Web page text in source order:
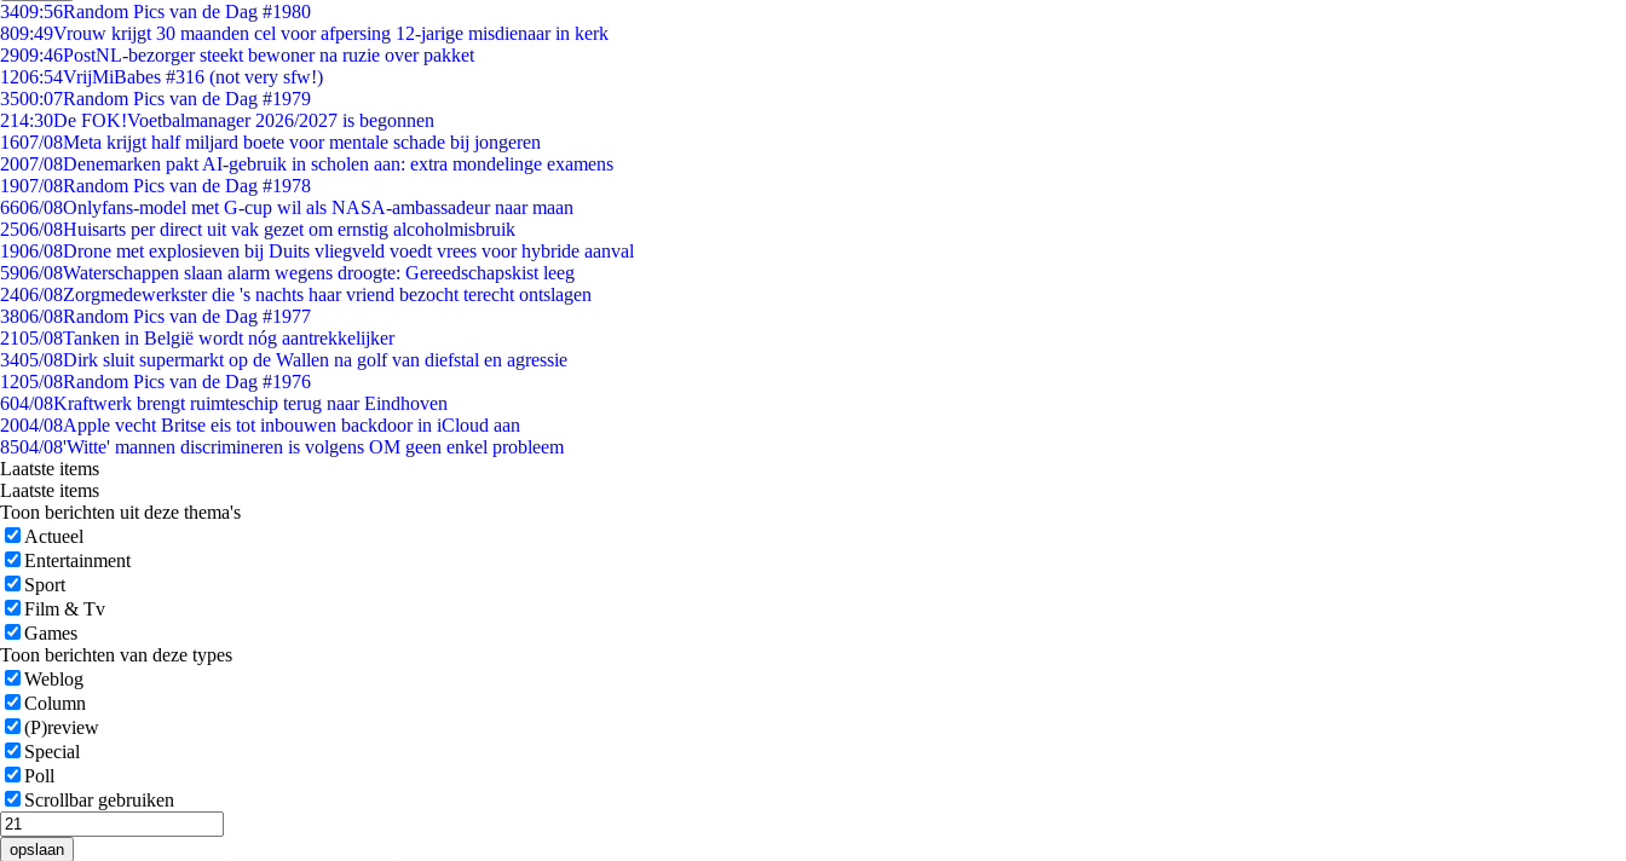
3409:56Random Pics van de Dag #1980
809:49Vrouw krijgt 30 maanden cel voor afpersing 12-jarige misdienaar in kerk
2909:46PostNL-bezorger steekt bewoner na ruzie over pakket
1206:54VrijMiBabes #316 (not very sfw!)
3500:07Random Pics van de Dag #1979
214:30De FOK!Voetbalmanager 2026/2027 is begonnen
1607/08Meta krijgt half miljard boete voor mentale schade bij jongeren
2007/08Denemarken pakt AI-gebruik in scholen aan: extra mondelinge examens
1907/08Random Pics van de Dag #1978
6606/08Onlyfans-model met G-cup wil als NASA-ambassadeur naar maan
2506/08Huisarts per direct uit vak gezet om ernstig alcoholmisbruik
1906/08Drone met explosieven bij Duits vliegveld voedt vrees voor hybride aanval
5906/08Waterschappen slaan alarm wegens droogte: Gereedschapskist leeg
2406/08Zorgmedewerkster die 's nachts haar vriend bezocht terecht ontslagen
3806/08Random Pics van de Dag #1977
2105/08Tanken in België wordt nóg aantrekkelijker
3405/08Dirk sluit supermarkt op de Wallen na golf van diefstal en agressie
1205/08Random Pics van de Dag #1976
604/08Kraftwerk brengt ruimteschip terug naar Eindhoven
2004/08Apple vecht Britse eis tot inbouwen backdoor in iCloud aan
8504/08'Witte' mannen discrimineren is volgens OM geen enkel probleem
Laatste items
Laatste items
Toon berichten uit deze thema's
Actueel
Entertainment
Sport
Film & Tv
Games
Toon berichten van deze types
Weblog
Column
(P)review
Special
Poll
Scrollbar gebruiken
opslaan